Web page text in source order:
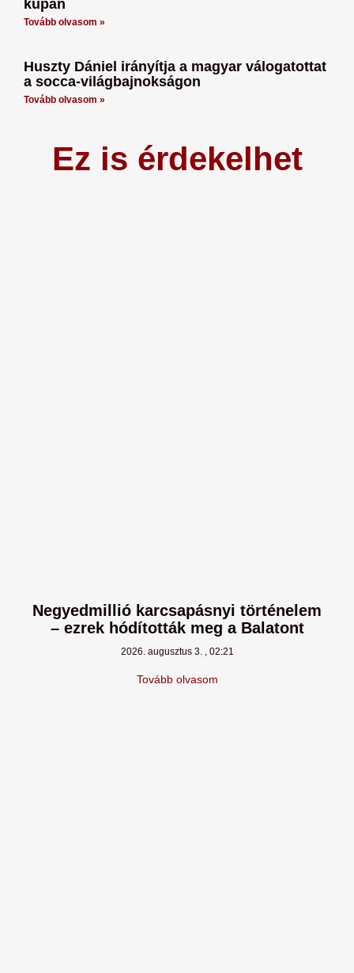
kupán
Tovább olvasom »
Huszty Dániel irányítja a magyar válogatottat
a socca-világbajnokságon
Tovább olvasom »
Ez is érdekelhet
Negyedmillió karcsapásnyi történelem
– ezrek hódították meg a Balatont
2026. augusztus 3. 02:21
Tovább olvasom